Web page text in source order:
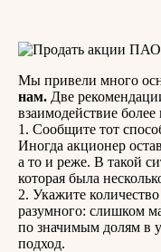
Мы привели много
нам. Две
взаимодействие
1. Сообщите тот
Иногда акционер
а то и реже. В такой
которая была
2. Укажите
разумного: слишком
по значимым долям в
подход.